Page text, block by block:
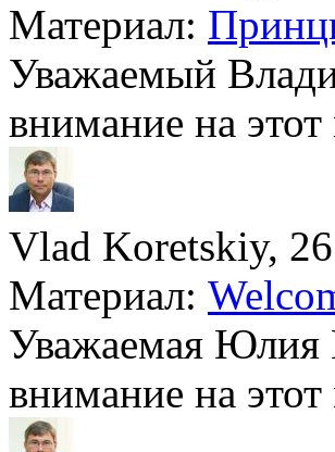
Материал:
Уважаемый
внимание на
Vlad Koretskiy,
Материал:
Уважаемая Юлия
внимание на